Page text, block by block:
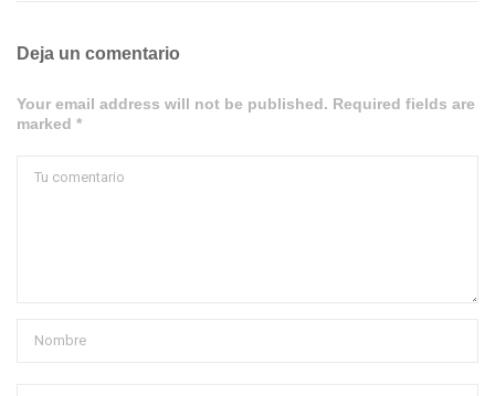
Deja un comentario
Your email address will not be published. Required fields are
marked *